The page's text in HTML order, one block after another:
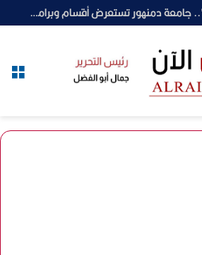
ضمن “اعرف كليتك”.. جامعة دمنهور تستعرض أقسام وبرامج كلية الطب البيطري